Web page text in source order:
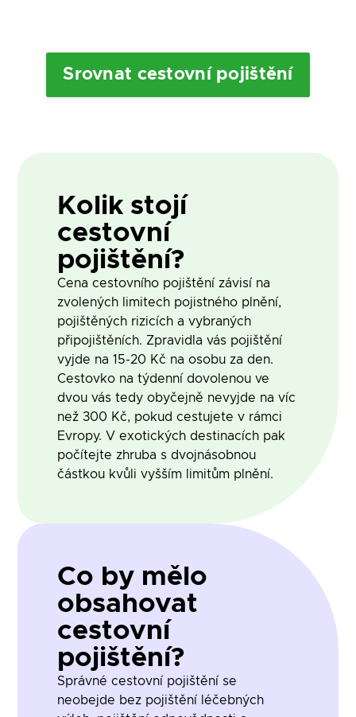
Srovnat cestovní pojištění
Kolik stojí
cestovní
pojištění?
Cena cestovního pojištění závisí na
zvolených limitech pojistného plnění,
pojištěných rizicích a vybraných
připojištěních. Zpravidla vás pojištění
vyjde na 15-20 Kč na osobu za den.
Cestovko na týdenní dovolenou ve
dvou vás tedy obyčejně nevyjde na víc
než 300 Kč, pokud cestujete v rámci
Evropy. V exotických destinacích pak
počítejte zhruba s dvojnásobnou
částkou kvůli vyšším limitům plnění.
Co by mělo
obsahovat
cestovní
pojištění?
Správné cestovní pojištění se
neobejde bez pojištění léčebných